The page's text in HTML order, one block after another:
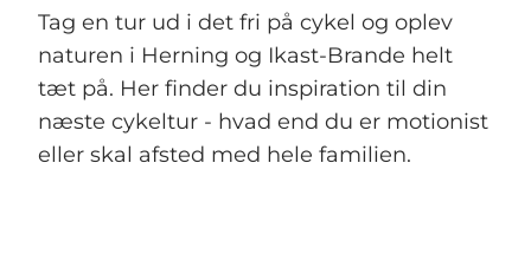
Sov godt
Book overnatning
Tag en tur ud i det fri på cykel og oplev
naturen i Herning og Ikast-Brande helt
tæt på. Her finder du inspiration til din
næste cykeltur - hvad end du er motionist
eller skal afsted med hele familien.